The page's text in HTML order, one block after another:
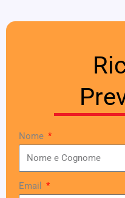
Nome
Email